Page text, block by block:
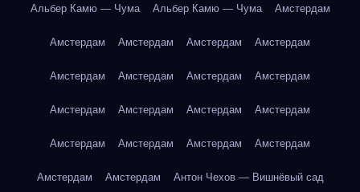
Альбер Камю — Чума Альбер Камю — Чума Амстердам
Амстердам Амстердам Амстердам Амстердам
Амстердам Амстердам Амстердам Амстердам
Амстердам Амстердам Амстердам Амстердам
Амстердам Амстердам Амстердам Амстердам
Амстердам Амстердам Антон Чехов — Вишнёвый сад